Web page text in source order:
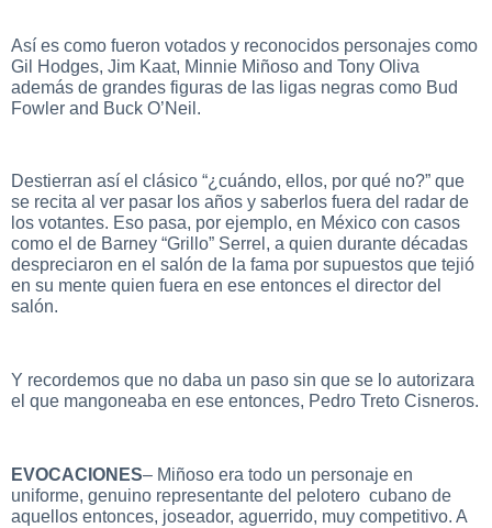
Así es como fueron votados y reconocidos personajes como
Gil Hodges, Jim Kaat, Minnie Miñoso and Tony Oliva
además de grandes figuras de las ligas negras como Bud
Fowler and Buck O’Neil.
Destierran así el clásico “¿cuándo, ellos, por qué no?” que
se recita al ver pasar los años y saberlos fuera del radar de
los votantes. Eso pasa, por ejemplo, en México con casos
como el de Barney “Grillo” Serrel, a quien durante décadas
despreciaron en el salón de la fama por supuestos que tejió
en su mente quien fuera en ese entonces el director del
salón.
Y recordemos que no daba un paso sin que se lo autorizara
el que mangoneaba en ese entonces, Pedro Treto Cisneros.
EVOCACIONES– Miñoso era todo un personaje en
uniforme, genuino representante del pelotero cubano de
aquellos entonces, joseador, aguerrido, muy competitivo. A